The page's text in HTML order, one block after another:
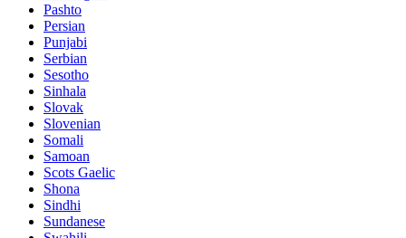
Pashto
Persian
Punjabi
Serbian
Sesotho
Sinhala
Slovak
Slovenian
Somali
Samoan
Scots Gaelic
Shona
Sindhi
Sundanese